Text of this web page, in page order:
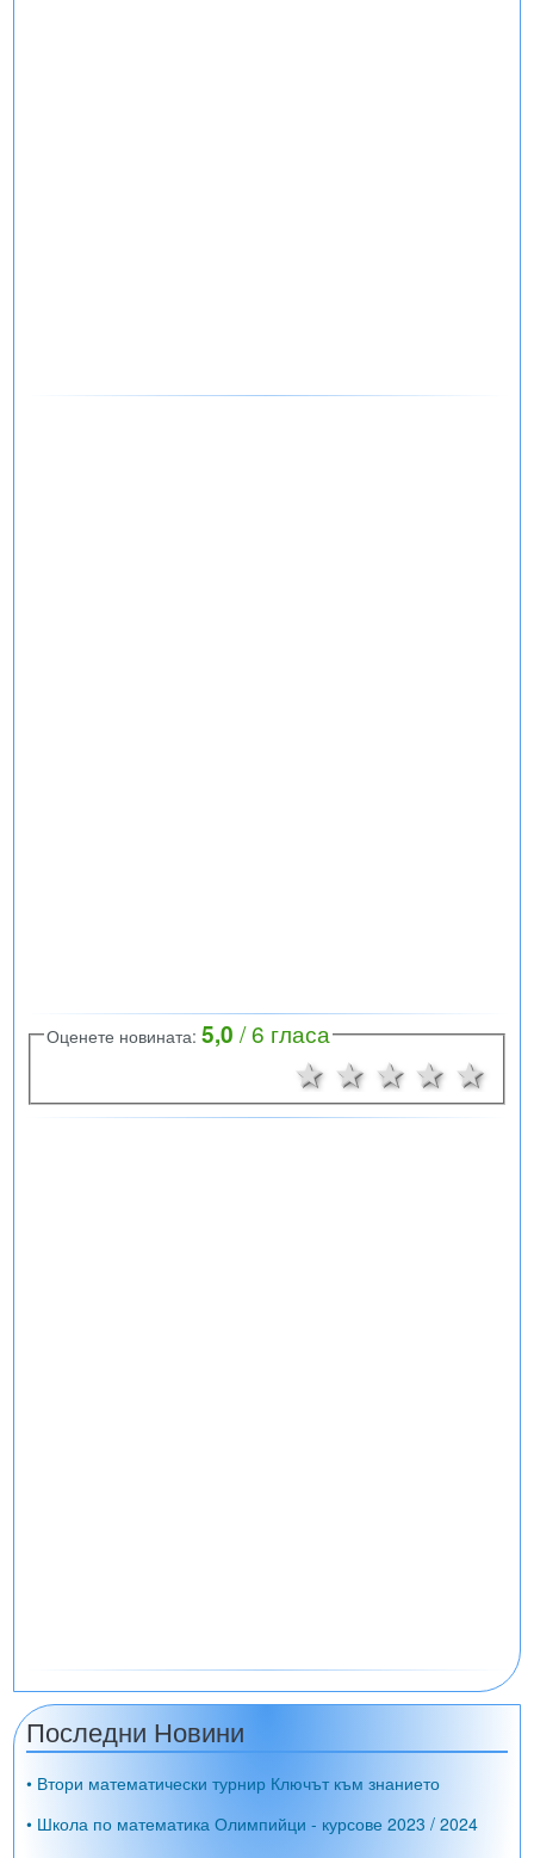
Оценете новината: 5,0 /6 гласа
4
3
2 звезди
1 звезда
Последни Новини
• Втори математически турнир Ключът към знанието
• Школа по математика Олимпийци - курсове 2023 / 2024